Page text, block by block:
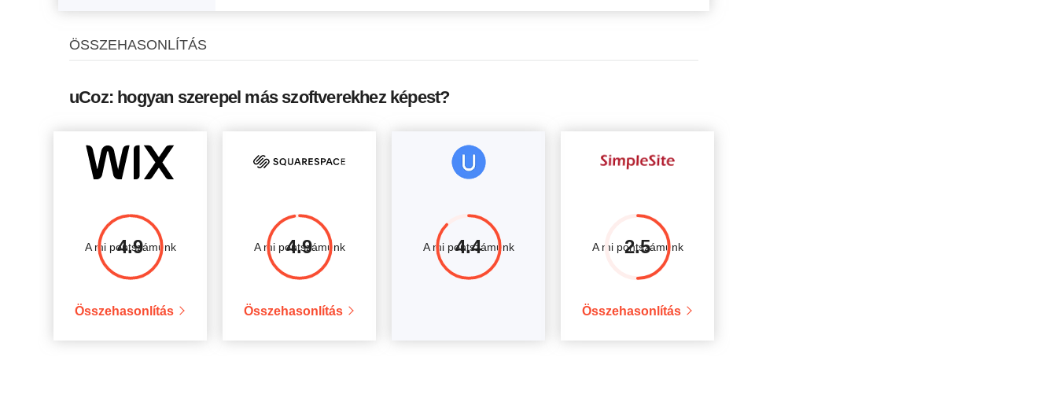
ÖSSZEHASONLÍTÁS
uCoz: hogyan szerepel más szoftverekhez képest?
A mi pontszámunk
4.9
Összehasonlítás
A mi pontszámunk
4.9
Összehasonlítás
A mi pontszámunk
4.4 A mi pontszámunk
2.5
Összehasonlítás